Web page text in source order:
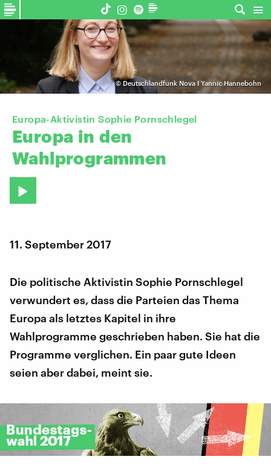
©Deutschlandfunk Nova I Yannic Hannebohn
Europa-Aktivistin Sophie Pornschlegel
Europa in den
Wahlprogrammen
11. September 2017
Die politische Aktivistin Sophie Pornschlegel
verwundert es, dass die Parteien das Thema
Europa als letztes Kapitel in ihre
Wahlprogramme geschrieben haben. Sie hat die
Programme verglichen. Ein paar gute Ideen
seien aber dabei, meint sie.